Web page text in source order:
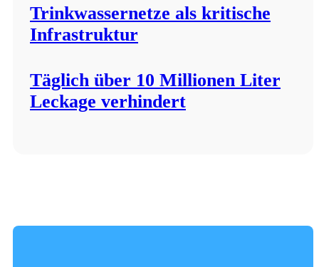
Trinkwassernetze als kritische
Infrastruktur
Täglich über 10 Millionen Liter
Leckage verhindert